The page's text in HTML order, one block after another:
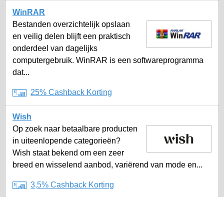
WinRAR
Bestanden overzichtelijk opslaan
en veilig delen blijft een praktisch
onderdeel van dagelijks
computergebruik. WinRAR is een softwareprogramma
dat...
25% Cashback Korting
Wish
Op zoek naar betaalbare producten
in uiteenlopende categorieën?
Wish staat bekend om een zeer
breed en wisselend aanbod, variërend van mode en...
3,5% Cashback Korting